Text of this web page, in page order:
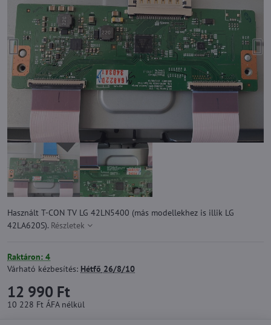
Használt T-CON TV LG 42LN5400 (más modellekhez is illik LG
42LA620S). Részletek
Raktáron: 4
Várható kézbesítés: Hétfő 26/8/10
12 990 Ft
10 228 Ft ÁFA nélkül